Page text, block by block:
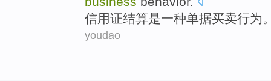
信用证结算是一种单据买卖行为
youdao